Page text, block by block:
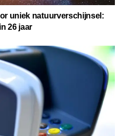
uniek natuurverschijnsel:
26 jaar